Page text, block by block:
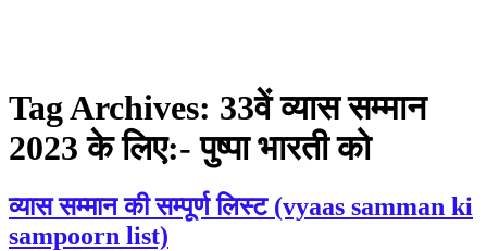
Tag Archives: 33वें व्यास सम्मान
2023 के लिए:- पुष्पा भारती को
व्यास सम्मान की सम्पूर्ण लिस्ट (vyaas samman ki
sampoorn list)